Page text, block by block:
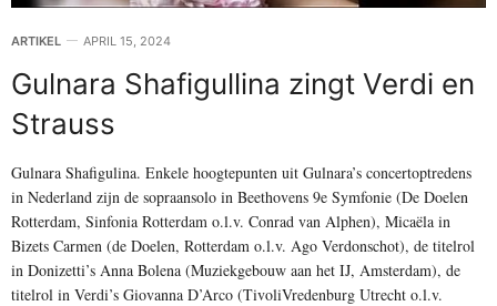
ARTIKEL APRIL 15, 2024
Gulnara Shafigullina zingt Verdi en
Strauss
Gulnara Shafigulina. Enkele hoogtepunten uit Gulnara’s concertoptredens
in Nederland zijn de sopraansolo in Beethovens 9e Symfonie (De Doelen
Rotterdam, Sinfonia Rotterdam o.l.v. Conrad van Alphen), Micaëla in
Bizets Carmen (de Doelen, Rotterdam o.l.v. Ago Verdonschot), de titelrol
in Donizetti’s Anna Bolena (Muziekgebouw aan het IJ, Amsterdam), de
titelrol in Verdi’s Giovanna D’Arco (TivoliVredenburg Utrecht o.l.v.